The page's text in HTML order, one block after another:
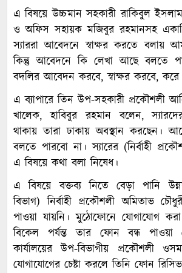
এ বিষয়ে উচ্চমান সহকারী রাকিবুল
ও অফিস সহায়ক মজিবুর রহমানসহ
স্যাররা আবেদনে স্বাক্ষর করতে বলায়
কিন্তু আবেদনে কি লেখা আছে বলতে
বদলির আবেদন করবে, স্বাক্ষর করবে, করে
এ ব্যাপারে তিন উপ-সহকারী প্রকৌশলী
খালেক, হাবিবুর রহমান বলেন,
থাকায় তারা ঢাকায় অবস্থান করছেন।
বলতে পারবো না। স্যারের (নির্বাহী
এ বিষয়ে কথা বলা নিষেধ।
এ বিষয়ে বক্তব্য নিতে বেড়া পানি
বিভাগ) নির্বাহী প্রকৌশলী অমিতাভ
পাওয়া যায়নি। মুঠোফোনে যোগাযোগ
বিকেল পর্যন্ত তার ফোন বন্ধ
কার্যালয়ের উপ-বিভাগীয় প্রকৌশলী
যোগাযোগের চেষ্টা করলে তিনি ফোন